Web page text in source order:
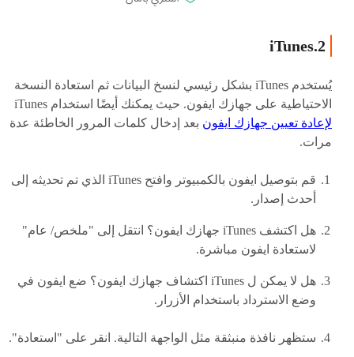
2.iTunes
يُستخدم iTunes بشكل رئيسي لنسخ البيانات ثم استعادة النسخة
الاحتياطية على جهازك ايفون. حيث يمكنك أيضًا استخدام iTunes
لإعادة تعيين جهازك ايفون بعد إدخال كلمات المرور الخاطئة عدة
مرات.
قم بتوصيل ايفون بالكمبيوتر وافتح iTunes الذي تم تحديثه إلى
أحدث إصدار.
هل اكتشف iTunes جهازك ايفون؟ انتقل إلى "ملخص/ عام"
لاستعادة ايفون مباشرة.
هل لا يمكن ل iTunes اكتشاف جهازك ايفون؟ ضع ايفون في
وضع الاسترداد باستخدام الأزرار.
ستظهر نافذة منبثقة مثل الواجهة التالية. انقر على "استعادة".